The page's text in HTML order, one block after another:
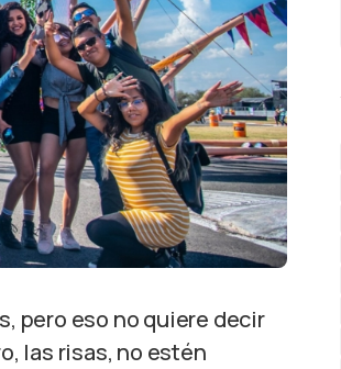
pero eso no quiere decir
las risas, no estén